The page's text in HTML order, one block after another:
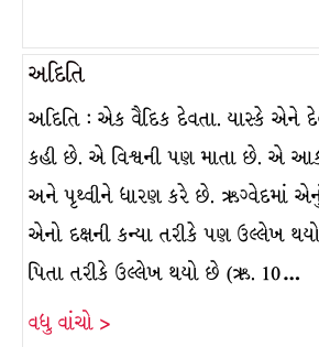
અદિતિ
અદિતિ : એક વૈદિક દેવતા. યાસ્કે એને
કહી છે. એ વિશ્વની પણ માતા છે. એ
અને પૃથ્વીને ધારણ કરે છે. ઋગ્વેદમાં
એનો દક્ષની કન્યા તરીકે પણ ઉલ્લેખ
પિતા તરીકે ઉલ્લેખ થયો છે (ઋ. 10…
વધુ વાંચો >